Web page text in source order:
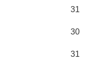
31
30
31